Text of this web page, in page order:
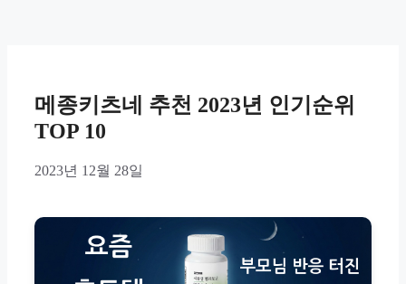
메종키츠네 추천 2023년 인기순위
TOP 10
2023년 12월 28일